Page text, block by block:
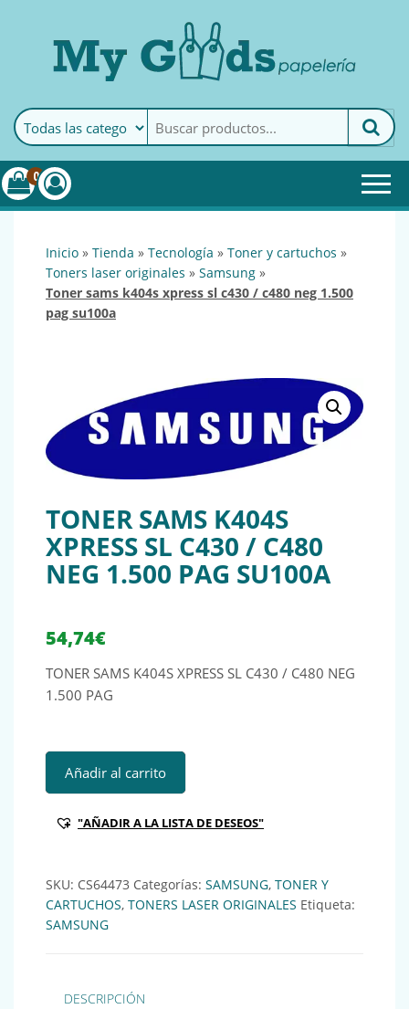
MyGoods · PapeleríaMy Goods es tu papelería
online de confianza. Podrás
encontrar todo lo necesario
0
inicio » tienda » tecnología » toner y cartuchos »
toners laser originales » samsung »
toner sams k404s xpress sl c430 / c480 neg 1.500
pag su100a
TONER SAMS K404S
XPRESS SL C430 / C480
NEG 1.500 PAG SU100A
54,74€
TONER SAMS K404S XPRESS SL C430 / C480 NEG
1.500 PAG
TONER SAMS K404S XPRESS SL C430 / C480 NEG 1.500
Añadir al carrito
"AÑADIR A LA LISTA DE DESEOS"
SKU: CS64473 Categorías: SAMSUNG, TONER Y
CARTUCHOS, TONERS LASER ORIGINALES Etiqueta:
SAMSUNG
DESCRIPCIÓN